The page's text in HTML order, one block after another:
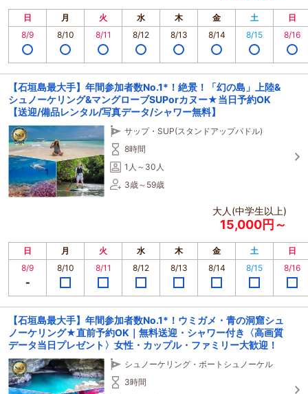
日 月 火 水 木 金 土
日
8/9
8/10 8/11 8/12 8/13 8/14 8/15 8/16
【石垣島最大手】年間参加者数No.1*！絶景！「幻の島」上陸&
シュノーケリング&マングローブSUPorカヌー★当日予約OK
【送迎/備品レンタル/写真データ/シャワー無料】
サップ・SUP(スタンドアップパドル)
8時間
1人～30人
3歳～59歳
大人(中学生以上)
15,000円～
日 月 火 水 木 金 土
日
8/9
8/10 8/11 8/12 8/13 8/14 8/15 8/16
【石垣島最大手】年間参加者数No.1*！ウミガメ・青の洞窟シュ
ノーケリング★直前予約OK｜無料送迎・シャワー付き〈高画質
データ当日プレゼント〉女性・カップル・ファミリー大歓迎！
シュノーケリング・ボートシュノーケル
3時間